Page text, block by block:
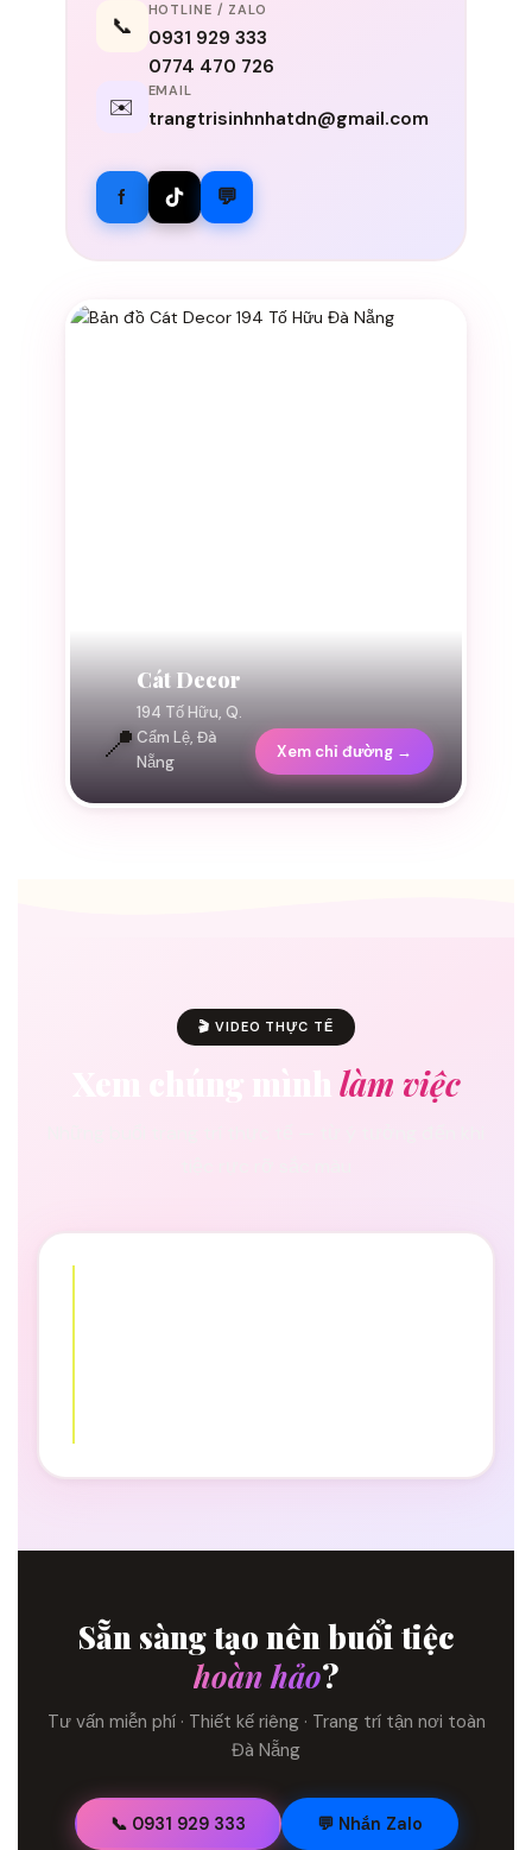
📞
HOTLINE / ZALO
0931 929 333
0774 470 726
✉️
EMAIL
trangtrisinhnhatdn@gmail.com
f 💬
📍
Cát Decor
194 Tố Hữu, Q.
Cẩm Lệ, Đà
Nẵng
Xem chỉ đường →
🎬 VIDEO THỰC TẾ
Xem chúng mình làm việc
Sẵn sàng tạo nên buổi tiệc
hoàn hảo?
Tư vấn miễn phí · Thiết kế riêng · Trang trí tận nơi toàn
Đà Nẵng
📞 0931 929 333 💬 Nhắn Zalo